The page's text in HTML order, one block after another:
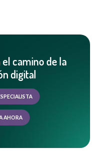
camino de la
digital
AHORA